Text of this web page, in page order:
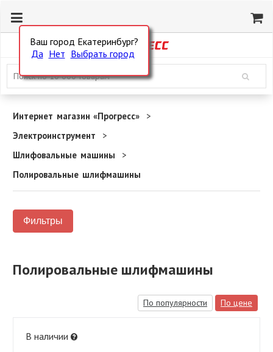
Ваш город Екатеринбург?
Да Нет Выбрать город
Интернет магазин «Прогресс»
Электроинструмент
Шлифовальные машины
Полировальные шлифмашины
Фильтры
Полировальные шлифмашины
По популярности По цене
В наличии